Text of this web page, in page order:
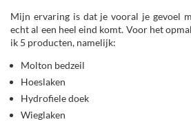
Mijn ervaring is dat je vooral je gevoel
echt al een heel eind komt. Voor het
ik 5 producten, namelijk:
Molton bedzeil
Hoeslaken
Hydrofiele doek
Wieglaken